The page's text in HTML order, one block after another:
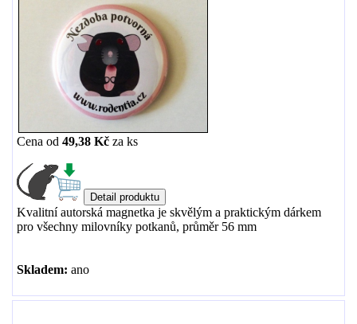
Cena od 49,38 Kč za ks
Kvalitní autorská magnetka je skvělým a praktickým dárkem
pro všechny milovníky potkanů, průměr 56 mm
Skladem: ano